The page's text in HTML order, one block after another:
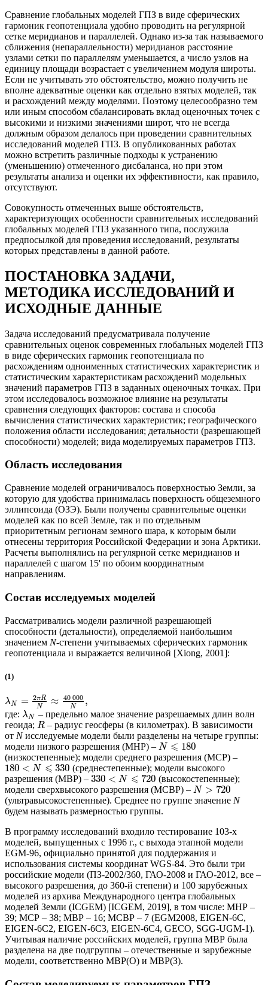
Сравнение глобальных моделей ГПЗ в виде сферических
гармоник геопотенциала удобно проводить на регулярной
сетке меридианов и параллелей. Однако из-за так называемого
сближения (непараллельности) меридианов расстояние
узлами сетки по параллелям уменьшается, а число узлов на
единицу площади возрастает с увеличением модуля широты.
Если не учитывать это обстоятельство, можно получить не
вполне адекватные оценки как отдельно взятых моделей, так
и расхождений между моделями. Поэтому целесообразно тем
или иным способом сбалансировать вклад оценочных точек с
высокими и низкими значениями широт, что не всегда
должным образом делалось при проведении сравнительных
исследований моделей ГПЗ. В опубликованных работах
можно встретить различные подходы к устранению
(уменьшению) отмеченного дисбаланса, но при этом
результаты анализа и оценки их эффективности, как правило,
отсутствуют.
Совокупность отмеченных выше обстоятельств,
характеризующих особенности сравнительных исследований
глобальных моделей ГПЗ указанного типа, послужила
предпосылкой для проведения исследований, результаты
которых представлены в данной работе.
ПОСТАНОВКА ЗАДАЧИ,
МЕТОДИКА ИССЛЕДОВАНИЙ И
ИСХОДНЫЕ ДАННЫЕ
Задача исследований предусматривала получение
сравнительных оценок современных глобальных моделей ГПЗ
в виде сферических гармоник геопотенциала по
расхождениям одноименных статистических характеристик и
статистическим характеристикам расхождений модельных
значений параметров ГПЗ в заданных оценочных точках. При
этом исследовалось возможное влияние на результаты
сравнения следующих факторов: состава и способа
вычисления статистических характеристик; географического
положения области исследования; детальности (разрешающей
способности) моделей; вида моделируемых параметров ГПЗ.
Область исследования
Сравнение моделей ограничивалось поверхностью Земли, за
которую для удобства принималась поверхность общеземного
эллипсоида (ОЗЭ). Были получены сравнительные оценки
моделей как по всей Земле, так и по отдельным
приоритетным регионам земного шара, к которым были
отнесены территория Российской Федерации и зона Арктики.
Расчеты выполнялись на регулярной сетке меридианов и
параллелей с шагом 15' по обоим координатным
направлениям.
Состав исследуемых моделей
Рассматривались модели различной разрешающей
способности (детальности), определяемой наибольшим
значением N-степени учитываемых сферических гармоник
геопотенциала и выражается величиной [Xiong, 2001]:
(1)
λN = 2πR
N
≈ 40 000
N ,
где: λN – предельно малое значение разрешаемых длин волн
геоида; R – радиус геосферы (в километрах). В зависимости
от Nисследуемые модели были разделены на четыре группы:
модели низкого разрешения (МНР) – N ⩽ 180
(низкостепенные); модели среднего разрешения (МСР) –
180 < N ⩽ 330 (среднестепенные); модели высокого
разрешения (МВР) – 330 < N ⩽ 720 (высокостепенные);
модели сверхвысокого разрешения (МСВР) – N > 720
(ультравысокостепенные). Среднее по группе значение N
будем называть размерностью группы.
В программу исследований входило тестирование 103-х
моделей, выпущенных с 1996 г., c выхода этапной модели
EGM-96, официально принятой для поддержания и
использования системы координат WGS-84. Это были три
российские модели (ПЗ-2002/360, ГАО-2008 и ГАО-2012, все –
высокого разрешения, до 360-й степени) и 100 зарубежных
моделей из архива Международного центра глобальных
моделей Земли (ICGEM) [ICGEM, 2019], в том числе: МНР –
39; МСР – 38; МВР – 16; МСВР – 7 (EGM2008, EIGEN-6C,
EIGEN-6C2, EIGEN-6C3, EIGEN-6C4, GECO, SGG-UGM-1).
Учитывая наличие российских моделей, группа МВР была
разделена на две подгруппы – отечественные и зарубежные
модели, соответственно МВР(О) и МВР(З).